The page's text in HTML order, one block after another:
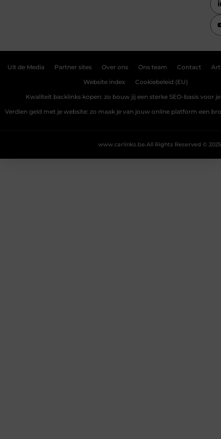
Uit de Media Partner sites Over ons Ons team Contact
Website index Cookiebeleid (EU)
Kwaliteit backlinks kopen: zo bouw jij een sterke SEO-basis voor
Verdien geld met je website: zo maak je van jouw online platform een
All Rights Reserved © 2025
www.carlinks.be.